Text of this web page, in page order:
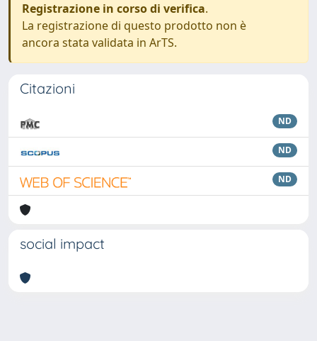
Registrazione in corso di verifica.
La registrazione di questo prodotto non è
ancora stata validata in ArTS.
Citazioni
ND
ND
ND
social impact